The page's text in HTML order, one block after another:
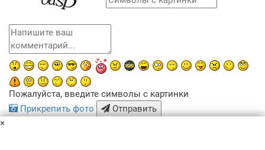
Пожалуйста, введите символы с картинки
Прикрепить фото
Отправить
×